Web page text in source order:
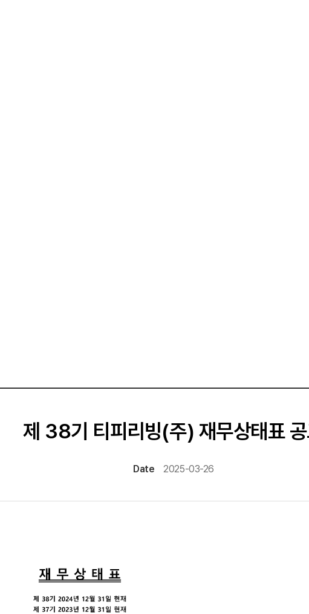
제 38기 티피리빙(주) 재무상태표
Date 2025-03-26